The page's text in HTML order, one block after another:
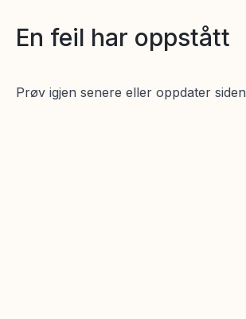
En feil har oppstått
Prøv igjen senere eller oppdater siden